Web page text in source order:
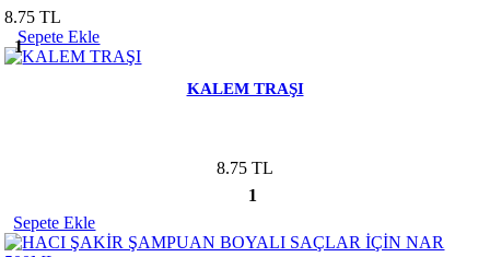
8.75 TL
1
Sepete Ekle
KALEM TRAŞI
8.75 TL
1
Sepete Ekle